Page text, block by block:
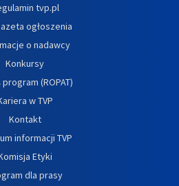
tvp.pl
ogłoszenia
o nadawcy
Konkursy
program (ROPAT)
w TVP
Kontakt
informacji TVP
Etyki
dla prasy